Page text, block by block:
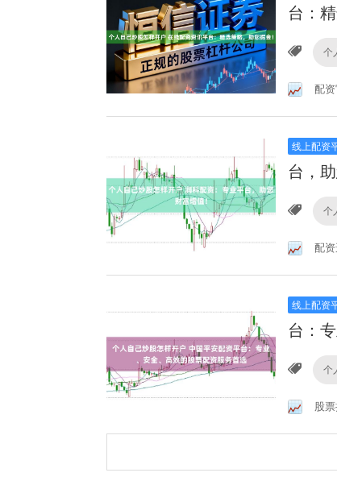
台：
个
配
线上配资
台，
个
配
线上配资
台：
个
股